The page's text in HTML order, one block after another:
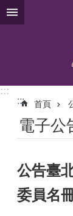
跳到主要內容區
:::
:::
首頁
電子公
公告臺
委員名冊